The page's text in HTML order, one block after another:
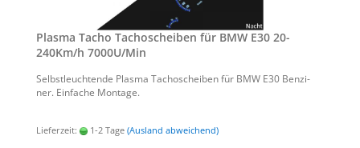
Plas­ma Tacho Ta­cho­schei­ben für BMW E30 20-​
240Km/h 7000U/Min
Selbst­leuch­ten­de Plas­ma Ta­cho­schei­ben für BMW E30 Ben­zi­
ner. Ein­fa­che Mon­ta­ge.
Lieferzeit: 1-2 Tage (Ausland abweichend)